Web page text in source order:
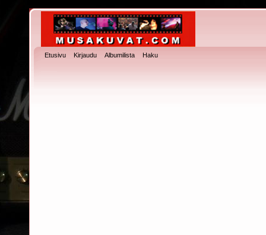
Etusivu Kirjaudu Albumilista Haku